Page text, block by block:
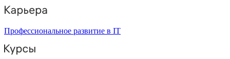
Профессиональное развитие в IT